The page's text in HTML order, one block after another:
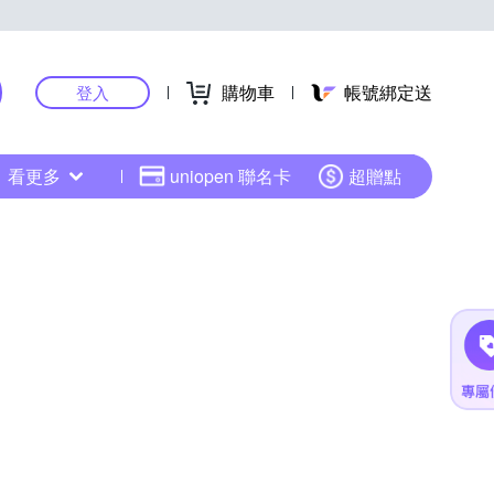
登入 購物車 帳號綁定送
看更多 uniopen 聯名卡 超贈點